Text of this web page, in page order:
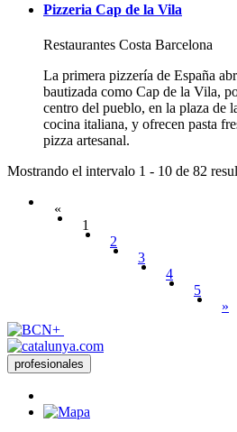
Pizzeria Cap de la Vila
Restaurantes Costa Barcelona
La primera pizzería de España
bautizada como Cap de la Vila,
centro del pueblo, en la plaza de
cocina italiana, y ofrecen pasta
pizza artesanal.
Mostrando el intervalo 1 - 10 de 82
«
1
2
3
4
5
»
profesionales